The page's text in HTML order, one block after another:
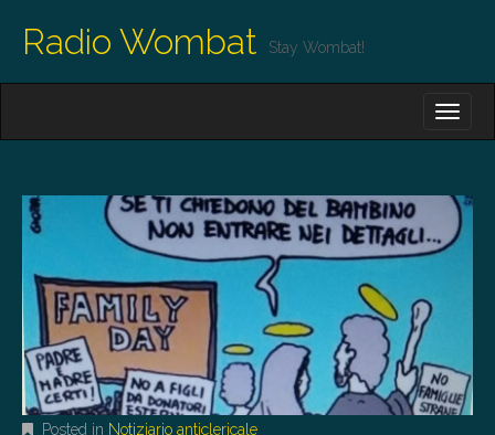
Radio Wombat Stay Wombat!
N
M
N
U
O
C
O
T
E
N
T
Posted in Notiziario anticlericale